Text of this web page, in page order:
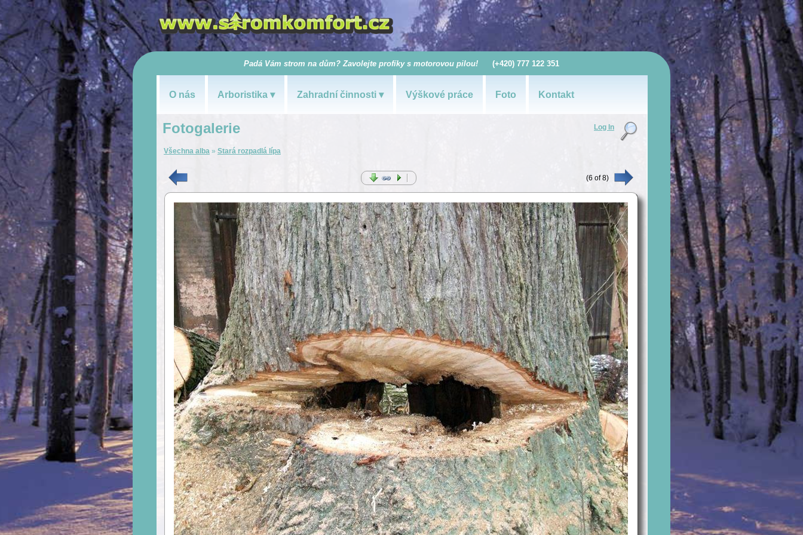
Padá Vám strom na dům? Zavolejte profíky s motorovou pilou! (+420) 777 122 351
O nás Arboristika Zahradní činnosti Výškové práce Foto Kontakt
Log In
Fotogalerie
Všechna alba » Stará rozpadlá lípa
(6 of8)